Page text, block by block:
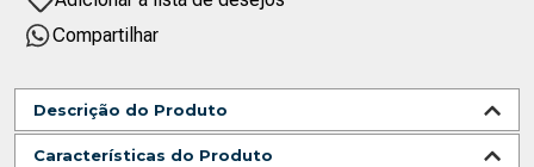
Compartilhar
Descrição do Produto
Características do Produto